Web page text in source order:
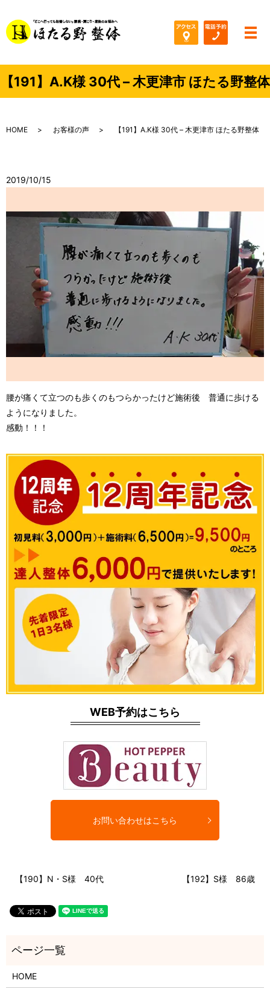
メ
【191】A.K様 30代 – 木更津市 ほたる野整体
HOME お客様の声 【191】A.K様 30代 – 木更津市 ほたる野整体
2019/10/15
腰が痛くて立つのも歩くのもつらかったけど施術後 普通に歩ける
ようになりました。
感動！！！
WEB予約はこちら
お問い合わせはこちら
【190】N・S様 40代 【192】S様 86歳
HOME